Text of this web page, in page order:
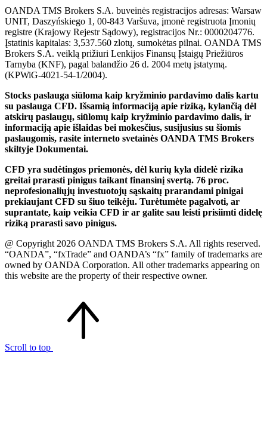
OANDA TMS Brokers S.A. buveinės registracijos adresas: Warsaw
UNIT, Daszyńskiego 1, 00-843 Varšuva, įmonė registruota Įmonių
registre (Krajowy Rejestr Sądowy), registracijos Nr.: 0000204776.
Įstatinis kapitalas: 3,537.560 zlotų, sumokėtas pilnai. OANDA TMS
Brokers S.A. veiklą prižiuri Lenkijos Finansų Įstaigų Priežiūros
Tarnyba (KNF), pagal balandžio 26 d. 2004 metų įstatymą.
(KPWiG-4021-54-1/2004).
Stocks paslauga siūloma kaip kryžminio pardavimo dalis kartu
su paslauga CFD. Išsamią informaciją apie riziką, kylančią dėl
atskirų paslaugų, siūlomų kaip kryžminio pardavimo dalis, ir
informaciją apie išlaidas bei mokesčius, susijusius su šiomis
paslaugomis, rasite interneto svetainės OANDA TMS Brokers
skiltyje Dokumentai.
CFD yra sudėtingos priemonės, dėl kurių kyla didelė rizika
greitai prarasti pinigus taikant finansinį svertą. 76 proc.
neprofesionaliųjų investuotojų sąskaitų prarandami pinigai
prekiaujant CFD su šiuo teikėju. Turėtumėte pagalvoti, ar
suprantate, kaip veikia CFD ir ar galite sau leisti prisiimti didelę
riziką prarasti savo pinigus.
@ Copyright 2026 OANDA TMS Brokers S.A. All rights reserved.
“OANDA”, “fxTrade” and OANDA’s “fx” family of trademarks are
owned by OANDA Corporation. All other trademarks appearing on
this website are the property of their respective owner.
Scroll to top